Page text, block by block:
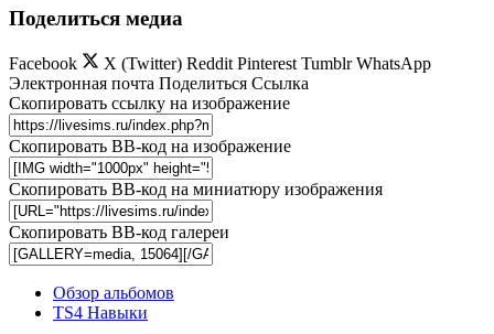
Поделиться медиа
Facebook X (Twitter) Reddit Pinterest Tumblr WhatsApp
Электронная почта Поделиться Ссылка
Скопировать ссылку на изображение
Скопировать BB-код на изображение
Скопировать BB-код на миниатюру изображения
Скопировать BB-код галереи
Обзор альбомов
TS4 Навыки